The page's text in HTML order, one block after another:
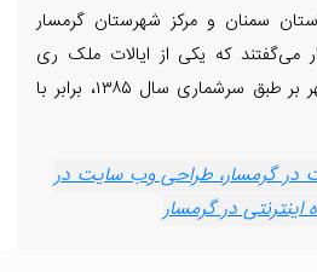
سمنان و مرکز شهرستان گرمسار
می‌گفتند که یکی از ایالات ملک ری
بوده‌است. جمعیت این شهر بر طبق سرشماری سال ۱۳۸۵، برابر با
در گرمسار، طراحی وب سایت در
در گرمسار